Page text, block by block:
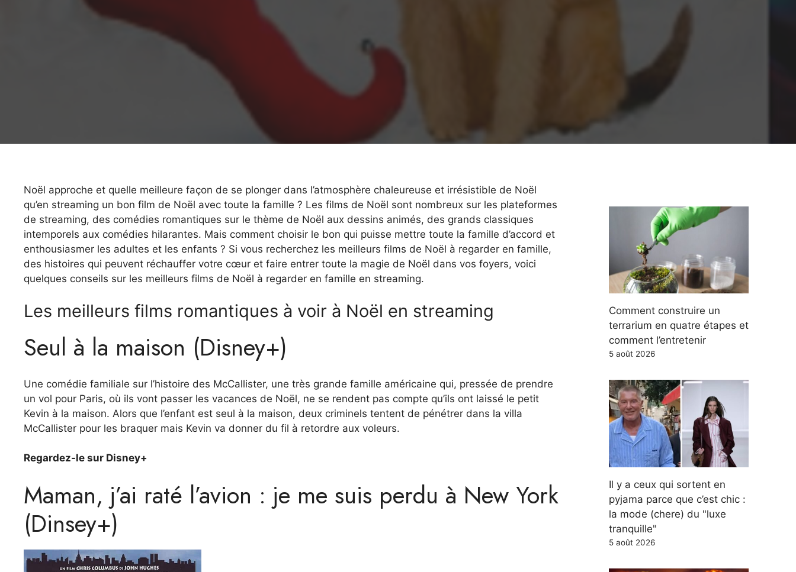
Noël approche et quelle meilleure façon de se plonger dans l’atmosphère chaleureuse et irrésistible de Noël
qu’en streaming un bon film de Noël avec toute la famille ? Les films de Noël sont nombreux sur les plateformes
de streaming, des comédies romantiques sur le thème de Noël aux dessins animés, des grands classiques
intemporels aux comédies hilarantes. Mais comment choisir le bon qui puisse mettre toute la famille d’accord et
enthousiasmer les adultes et les enfants ? Si vous recherchez les meilleurs films de Noël à regarder en famille,
des histoires qui peuvent réchauffer votre cœur et faire entrer toute la magie de Noël dans vos foyers, voici
quelques conseils sur les meilleurs films de Noël à regarder en famille en streaming.
Les meilleurs films romantiques à voir à Noël en streaming
Seul à la maison (Disney+)
Une comédie familiale sur l’histoire des McCallister, une très grande famille américaine qui, pressée de prendre
un vol pour Paris, où ils vont passer les vacances de Noël, ne se rendent pas compte qu’ils ont laissé le petit
Kevin à la maison. Alors que l’enfant est seul à la maison, deux criminels tentent de pénétrer dans la villa
McCallister pour les braquer mais Kevin va donner du fil à retordre aux voleurs.
Regardez-le sur Disney+
Maman, j’ai raté l’avion : je me suis perdu à New York
(Dinsey+)
Comment construire un
terrarium en quatre étapes et
comment l’entretenir
5 août 2026
Il y a ceux qui sortent en
pyjama parce que c’est chic :
la mode (chere) du "luxe
tranquille"
5 août 2026